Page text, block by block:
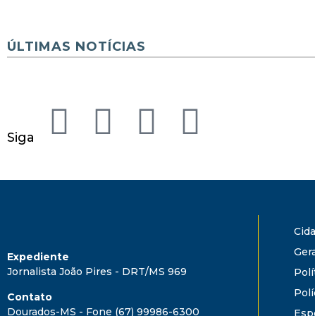
ÚLTIMAS NOTÍCIAS
Siga
Expediente
Jornalista João Pires - DRT/MS 969
Contato
Dourados-MS - Fone (67) 99986-6300